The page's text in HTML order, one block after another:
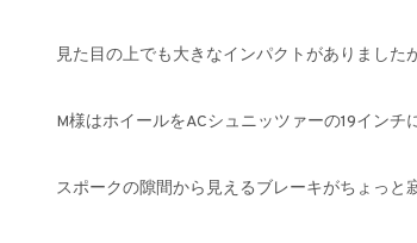
見た目の上でも大きなインパクトがありました
M様はホイールをACシュニッツァーの19インチ
スポークの隙間から見えるブレーキがちょっと